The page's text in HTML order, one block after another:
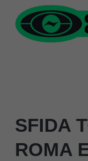
contenuto
SFIDA
ROMA